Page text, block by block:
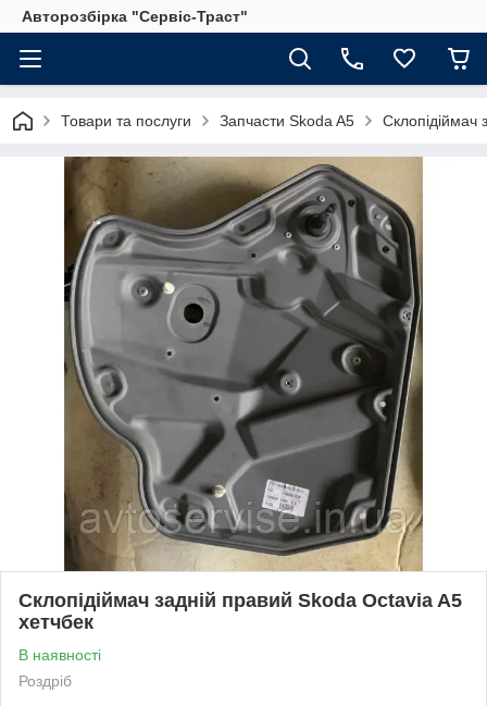
Авторозбірка "Сервіс-Траст"
Товари та послуги Запчасти Skoda A5 Склопідіймач
Склопідіймач задній правий Skoda Octavia A5
хетчбек
В наявності
Роздріб